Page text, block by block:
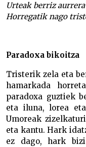
Urteak berriz aurrera
Horregatik nago
Paradoxa bikoitza
Tristerik zela eta
hamarkada
paradoxa guztiek
eta iluna, lorea
Umoreak
eta kantu. Hark
ez dago, hark